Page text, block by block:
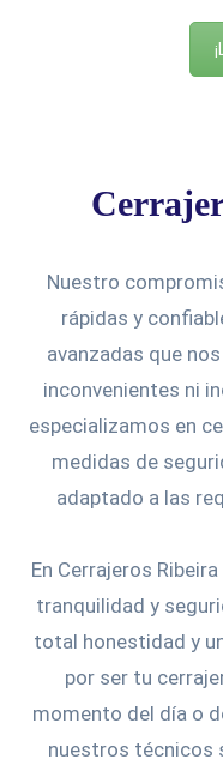
Nuestro
rápidas y
avanzadas que
inconvenientes ni
especializamos en
medidas de
adaptado a las
En Cerrajeros
tranquilidad y
total honestidad y
por ser tu
momento del día o
nuestros técnicos